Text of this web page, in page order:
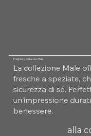
Fragranza Collezione Male
La collezione Male
fresche a speziate,
sicurezza di sé.
un'impressione
benessere.
alla